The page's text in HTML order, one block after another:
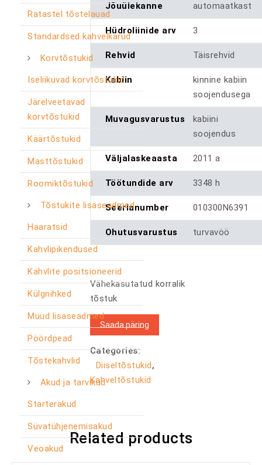
Ratastel tõstelauad
Standardsed kahvelkärud
Korvtõstukid
Iseliikuvad korvtõstukid
Järelveetavad
korvtõstukid
Käärtõstukid
Masttõstukid
Roomiktõstukid
Tõstukite lisaseadmed
Haaratsid
Kahvlipikendused
Kahvlite positsioneerid
Külgnihked
Muud lisaseadmed
Pöördpead
Tõstekahvlid
Akud ja tarvikud
Starterakud
Süvatühjenemisakud
Veoakud
Jõuülekanne automaatkast
Hüdroliinide arv 3
Rehvid Täisrehvid
Kabiin
kinnine kabiin
soojendusega
Muvagusvarustus
kabiini
soojendus
Väljalaskeaasta 2011 a
Töötundide arv 3348 h
Seerianumber 010300N6391
Ohutusvarustus turvavöö
Vähekasutatud korralik
tõstuk
Saada päring
Categories:
Diiseltõstukid,
Kahveltõstukid
Related products